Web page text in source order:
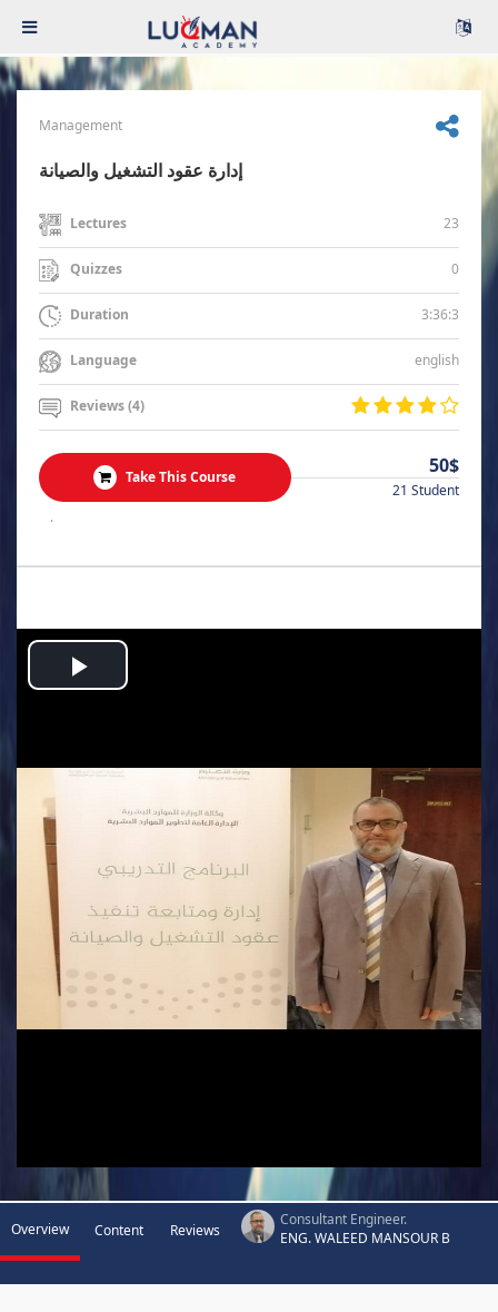
Management
إدارة عقود التشغيل والصيانة
Lectures 23
Quizzes 0
Duration 3:36:3
Language english
Reviews (4)
Take This Course 50$
21 Student
.
Play
Overview Content Reviews
Consultant Engineer.
ENG. WALEED MANSOUR B